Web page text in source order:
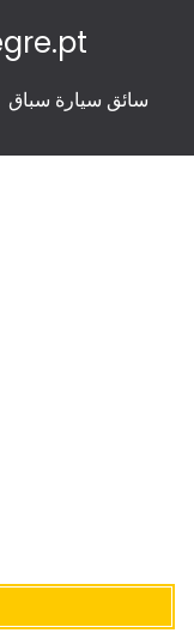
سائق سيارة سباق